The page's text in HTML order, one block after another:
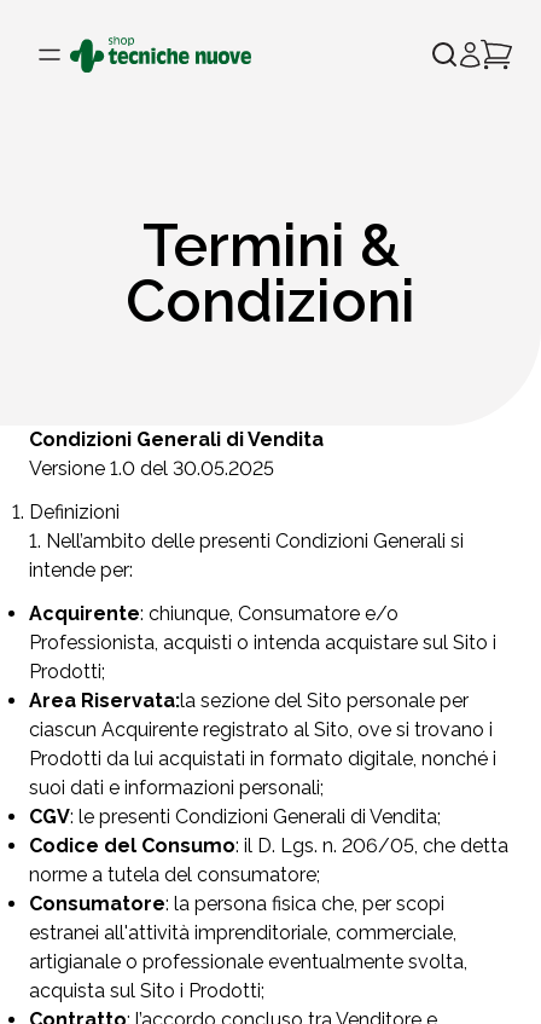
Termini &
Condizioni
Condizioni Generali di Vendita
Versione 1.0 del 30.05.2025
Definizioni
Nell’ambito delle presenti Condizioni Generali si
intende per:
Acquirente: chiunque, Consumatore e/o
Professionista, acquisti o intenda acquistare sul Sito i
Prodotti;
Area Riservata:la sezione del Sito personale per
ciascun Acquirente registrato al Sito, ove si trovano i
Prodotti da lui acquistati in formato digitale, nonché i
suoi dati e informazioni personali;
CGV: le presenti Condizioni Generali di Vendita;
Codice del Consumo: il D. Lgs. n. 206/05, che detta
norme a tutela del consumatore;
Consumatore: la persona fisica che, per scopi
estranei all'attività imprenditoriale, commerciale,
artigianale o professionale eventualmente svolta,
acquista sul Sito i Prodotti;